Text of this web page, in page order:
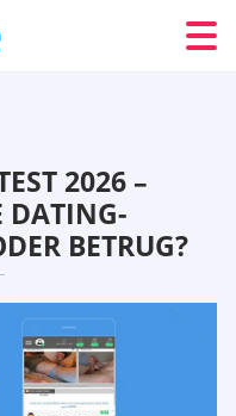
2026 –
DATING-
BETRUG?